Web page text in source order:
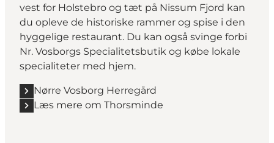
vest for Holstebro og tæt på Nissum Fjord kan
du opleve de historiske rammer og spise i den
hyggelige restaurant. Du kan også svinge forbi
Nr. Vosborgs Specialitetsbutik og købe lokale
specialiteter med hjem.
Nørre Vosborg Herregård
Læs mere om Thorsminde